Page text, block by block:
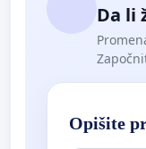
Da li
Opišite